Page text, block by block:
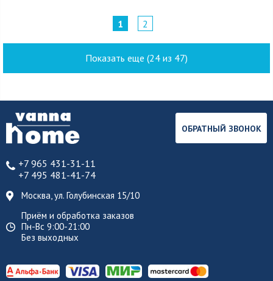
1 2
Показать еще (24 из 47)
+7 965 431-31-11
+7 495 481-41-74
Москва, ул. Голубинская 15/10
Приём и обработка заказов
Пн-Вс 9:00-21:00
Без выходных
ОБРАТНЫЙ ЗВОНОК